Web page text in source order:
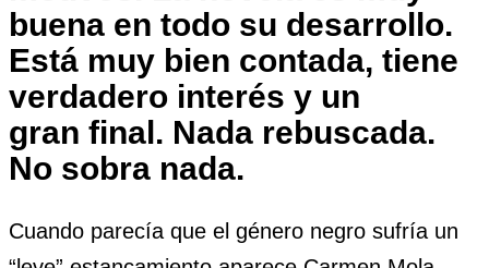
buena en todo su desarrollo.
Está muy bien contada, tiene
verdadero interés y un
gran final. Nada rebuscada.
No sobra nada.
Cuando parecía que el género negro sufría un